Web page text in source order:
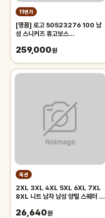
11번가
[명품] 로고 50523276 100 남
성 스니커즈 휴고보스
259,000원
옥션
2XL 3XL 4XL 5XL 6XL 7XL
8XL 니트 남자 남성 양털 스웨터 순
이즈 4xl
26,640원